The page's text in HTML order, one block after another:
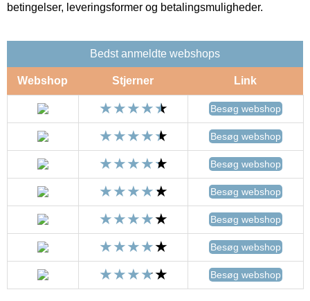
betingelser, leveringsformer og betalingsmuligheder.
Bedst anmeldte webshops
Webshop Stjerner Link
Besøg webshop
Besøg webshop
Besøg webshop
Besøg webshop
Besøg webshop
Besøg webshop
Besøg webshop